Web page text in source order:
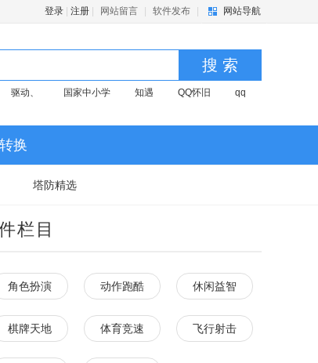
登录 注册 网站留言 软件发布 网站导航
搜 索
驱动、 国家中小学 知遇 QQ怀旧 qq
换
塔防精选
栏目
角色扮演 动作跑酷 休闲益智
棋牌天地 体育竞速 飞行射击